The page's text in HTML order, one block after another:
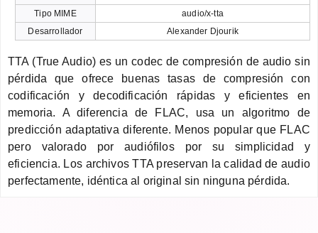
Tipo MIME
audio/x-tta
Desarrollador
Alexander Djourik
TTA (True Audio) es un codec de compresión de audio sin
pérdida que ofrece buenas tasas de compresión con
codificación y decodificación rápidas y eficientes en
memoria. A diferencia de FLAC, usa un algoritmo de
predicción adaptativa diferente. Menos popular que FLAC
pero valorado por audiófilos por su simplicidad y
eficiencia. Los archivos TTA preservan la calidad de audio
perfectamente, idéntica al original sin ninguna pérdida.